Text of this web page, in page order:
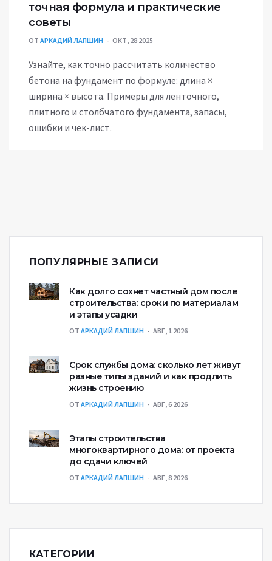
точная формула и практические
советы
ОТ АРКАДИЙ ЛАПШИН ОКТ, 28 2025
Узнайте, как точно рассчитать количество
бетона на фундамент по формуле: длина ×
ширина × высота. Примеры для ленточного,
плитного и столбчатого фундамента, запасы,
ошибки и чек-лист.
ПОПУЛЯРНЫЕ ЗАПИСИ
Как долго сохнет частный дом после
строительства: сроки по материалам
и этапы усадки
ОТ АРКАДИЙ ЛАПШИН АВГ, 1 2026
Срок службы дома: сколько лет живут
разные типы зданий и как продлить
жизнь строению
ОТ АРКАДИЙ ЛАПШИН АВГ, 6 2026
Этапы строительства
многоквартирного дома: от проекта
до сдачи ключей
ОТ АРКАДИЙ ЛАПШИН АВГ, 8 2026
КАТЕГОРИИ